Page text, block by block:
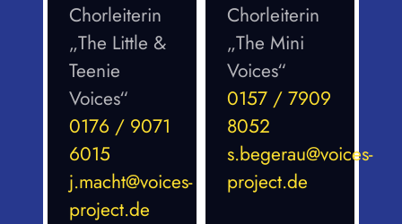
Chorleiterin
„The Little &
Teenie
Voices“
0176 / 9071
6015
j.macht@voices-
project.de
Chorleiterin
„The Mini
Voices“
0157 / 7909
8052
s.begerau@voices-
project.de